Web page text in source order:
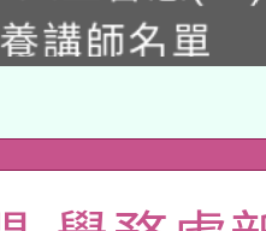
講師名單
員會函釋公
應申請許可
水利署委託